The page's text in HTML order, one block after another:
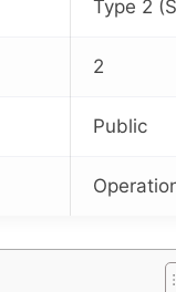
Type 2
2
Public